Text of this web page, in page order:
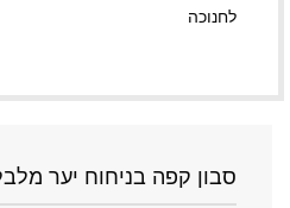
לחנוכה
סבון קפה בניחוח יער